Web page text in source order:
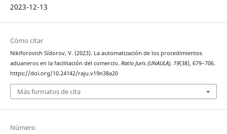
2023-12-13
Cómo citar
Nikiforovich Sídorov, V. (2023). La automatización de los procedimientos
aduaneros en la facilitación del comercio. Ratio Juris (UNAULA), 19(38), 679–706.
https://doi.org/10.24142/raju.v19n38a20
Más formatos de cita
Número